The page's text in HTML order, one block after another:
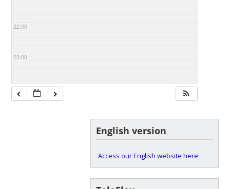
22:00
23:00
English version
Access our English website here